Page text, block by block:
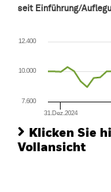
seit Einführung/
The chart has 1 X
The chart has 1 Y
seit Einführung/
31.Dez.2024
7.600
10.000
12.400
Klicken Sie
Vollansicht